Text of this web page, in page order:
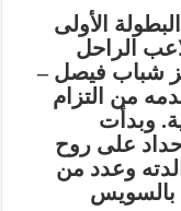
الأولى
الراحل
شباب فيصل –
من التزام
وبدأت
حداد على روح
وعدد من
بالسويس